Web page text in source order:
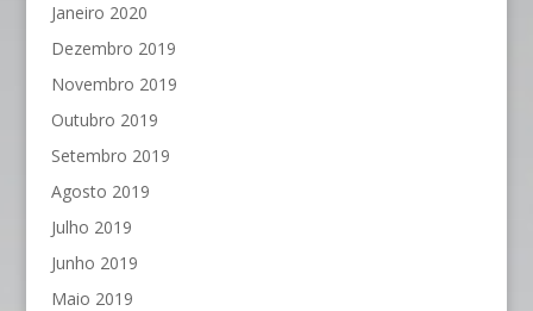
Janeiro 2020
Dezembro 2019
Novembro 2019
Outubro 2019
Setembro 2019
Agosto 2019
Julho 2019
Junho 2019
Maio 2019